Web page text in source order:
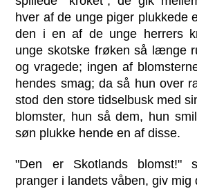
hver af de unge piger plukkede
den i en af de unge herrers
unge skotske frøken så længe
og vragede; ingen af
hendes smag; da så hun over
stod den store tidselbusk med
blomster, hun så dem, hun
søn plukke hende en af disse.
"Den er Skotlands blomst!"
pranger i landets våben, giv mig